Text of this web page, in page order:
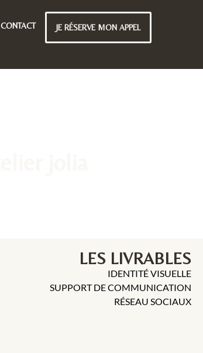
CONTACT JE RÉSERVE MON APPEL
LES LIVRABLES
IDENTITÉ VISUELLE
SUPPORT DE COMMUNICATION
RÉSEAU SOCIAUX